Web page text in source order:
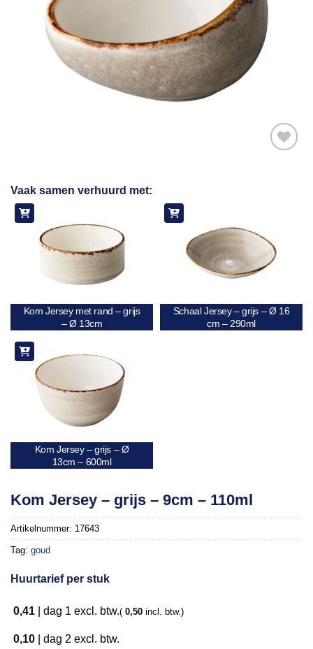
Vaak samen verhuurd met:
Kom Jersey met rand – grijs
– Ø 13cm
Schaal Jersey – grijs – Ø 16
cm – 290ml
Kom Jersey – grijs – Ø
13cm – 600ml
Kom Jersey – grijs – 9cm – 110ml
Artikelnummer: 17643
Tag: goud
Huurtarief per stuk
0,41 dag 1 excl. btw.( 0,50 incl. btw.)
0,10 dag 2 excl. btw.